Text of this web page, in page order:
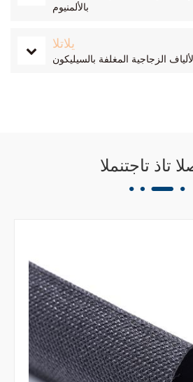
بالألمنيوم
يلاتلا
الزجاجية المغلفة بالسيليكون
تاذ تاجتنملا